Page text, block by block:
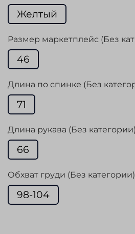
Желтый
Размер маркетплейс (Без
46
Длина по спинке (Без
71
Длина рукава (Без категории)
66
Обхват груди (Без категории)
98-104